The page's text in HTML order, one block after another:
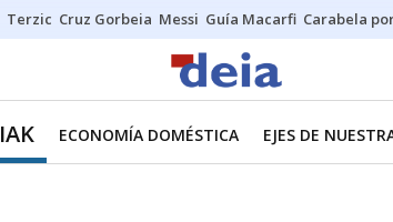
Terzic Cruz Gorbeia Messi Guía Macarfi Carabela
ECONOMÍA DOMÉSTICA EJES DE